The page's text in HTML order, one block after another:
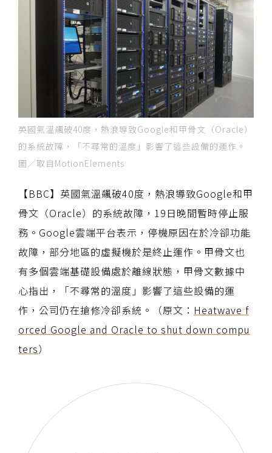
英國氣溫飆破40度，熱浪導致Google和甲骨文（Oracle）
的系統故障，「不尋常的溫度」影響了這些設備的運作。
圖／取自MotionElements
【BBC】英國氣溫飆破40度，熱浪導致Google和甲
骨文（Oracle）的系統故障，19日晚間暫時停止服
務。Google雲端平台表示，停機原因在於冷卻功能
故障，部分地區的虛擬機於是終止運作。甲骨文也
有多個雲端基礎設備處於離線狀態，甲骨文數據中
心指出，「不尋常的溫度」影響了這些設備的運
作，公司仍在搶修冷卻系統。（原文： Heatwave f
orced Google and Oracle to shut down compu
ters）